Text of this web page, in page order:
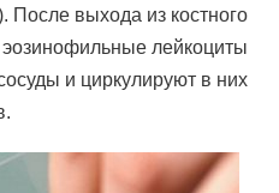
После выхода из костного
эозинофильные лейкоциты
и циркулируют в них